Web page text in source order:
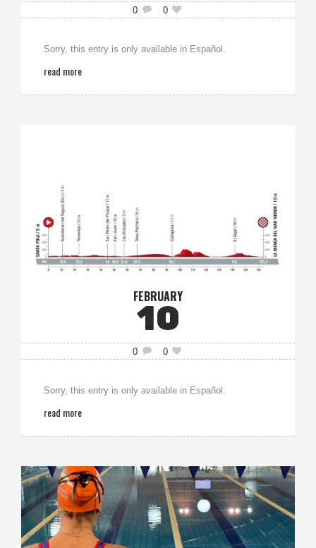
0 0
Sorry, this entry is only available in Español.
read more
FEBRUARY
10
0 0
Sorry, this entry is only available in Español.
read more